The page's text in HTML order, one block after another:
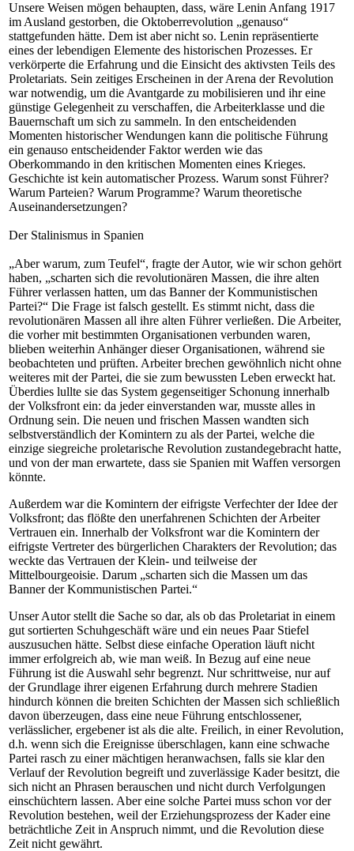
Unsere Weisen mögen behaupten, dass, wäre Lenin Anfang 1917
im Ausland gestorben, die Oktoberrevolution „genauso“
stattgefunden hätte. Dem ist aber nicht so. Lenin repräsentierte
eines der lebendigen Elemente des historischen Prozesses. Er
verkörperte die Erfahrung und die Einsicht des aktivsten Teils des
Proletariats. Sein zeitiges Erscheinen in der Arena der Revolution
war notwendig, um die Avantgarde zu mobilisieren und ihr eine
günstige Gelegenheit zu verschaffen, die Arbeiterklasse und die
Bauernschaft um sich zu sammeln. In den entscheidenden
Momenten historischer Wendungen kann die politische Führung
ein genauso entscheidender Faktor werden wie das
Oberkommando in den kritischen Momenten eines Krieges.
Geschichte ist kein automatischer Prozess. Warum sonst Führer?
Warum Parteien? Warum Programme? Warum theoretische
Auseinandersetzungen?
Der Stalinismus in Spanien
„Aber warum, zum Teufel“, fragte der Autor, wie wir schon gehört
haben, „scharten sich die revolutionären Massen, die ihre alten
Führer verlassen hatten, um das Banner der Kommunistischen
Partei?“ Die Frage ist falsch gestellt. Es stimmt nicht, dass die
revolutionären Massen all ihre alten Führer verließen. Die Arbeiter,
die vorher mit bestimmten Organisationen verbunden waren,
blieben weiterhin Anhänger dieser Organisationen, während sie
beobachteten und prüften. Arbeiter brechen gewöhnlich nicht ohne
weiteres mit der Partei, die sie zum bewussten Leben erweckt hat.
Überdies lullte sie das System gegenseitiger Schonung innerhalb
der Volksfront ein: da jeder einverstanden war, musste alles in
Ordnung sein. Die neuen und frischen Massen wandten sich
selbstverständlich der Komintern zu als der Partei, welche die
einzige siegreiche proletarische Revolution zustandegebracht hatte,
und von der man erwartete, dass sie Spanien mit Waffen versorgen
könnte.
Außerdem war die Komintern der eifrigste Verfechter der Idee der
Volksfront; das flößte den unerfahrenen Schichten der Arbeiter
Vertrauen ein. Innerhalb der Volksfront war die Komintern der
eifrigste Vertreter des bürgerlichen Charakters der Revolution; das
weckte das Vertrauen der Klein- und teilweise der
Mittelbourgeoisie. Darum „scharten sich die Massen um das
Banner der Kommunistischen Partei.“
Unser Autor stellt die Sache so dar, als ob das Proletariat in einem
gut sortierten Schuhgeschäft wäre und ein neues Paar Stiefel
auszusuchen hätte. Selbst diese einfache Operation läuft nicht
immer erfolgreich ab, wie man weiß. In Bezug auf eine neue
Führung ist die Auswahl sehr begrenzt. Nur schrittweise, nur auf
der Grundlage ihrer eigenen Erfahrung durch mehrere Stadien
hindurch können die breiten Schichten der Massen sich schließlich
davon überzeugen, dass eine neue Führung entschlossener,
verlässlicher, ergebener ist als die alte. Freilich, in einer Revolution,
d.h. wenn sich die Ereignisse überschlagen, kann eine schwache
Partei rasch zu einer mächtigen heranwachsen, falls sie klar den
Verlauf der Revolution begreift und zuverlässige Kader besitzt, die
sich nicht an Phrasen berauschen und nicht durch Verfolgungen
einschüchtern lassen. Aber eine solche Partei muss schon vor der
Revolution bestehen, weil der Erziehungsprozess der Kader eine
beträchtliche Zeit in Anspruch nimmt, und die Revolution diese
Zeit nicht gewährt.